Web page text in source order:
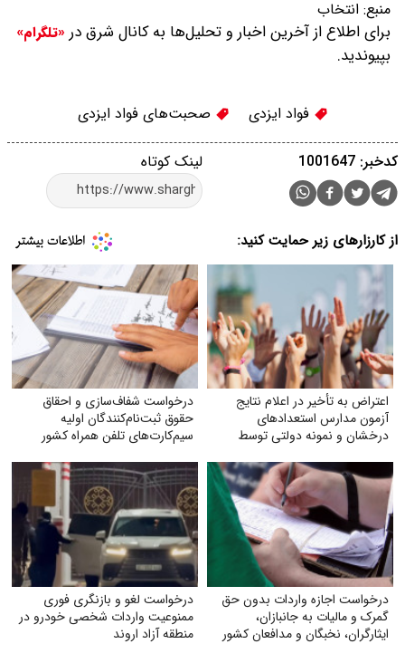
منبع: انتخاب
برای اطلاع از آخرین اخبار و تحلیل‌ها به کانال شرق در «تلگرام»
بپیوندید.
فواد ایزدی صحبت‌های فواد ایزدی
لینک کوتاه کدخبر: 1001647
از کارزارهای زیر حمایت کنید:
اعتراض به تأخیر در اعلام نتایج
آزمون مدارس استعدادهای
درخشان و نمونه دولتی توسط
درخواست شفاف‌سازی و احقاق
حقوق ثبت‌نام‌کنندگان اولیه
سیم‌کارت‌های تلفن همراه کشور
درخواست اجازه واردات بدون حق
گمرک و مالیات به جانبازان،
ایثارگران، نخبگان و مدافعان کشور
درخواست لغو و بازنگری فوری
ممنوعیت واردات شخصی خودرو در
منطقه آزاد اروند